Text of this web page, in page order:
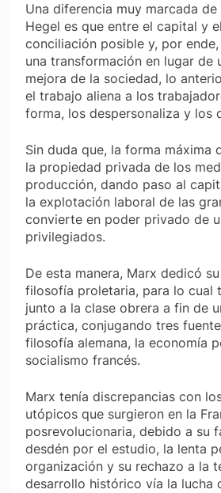
Una diferencia muy marcada
Hegel es que entre el capital y
conciliación posible y, por
una transformación en lugar de
mejora de la sociedad, lo
el trabajo aliena a los
forma, los despersonaliza y los
Sin duda que, la forma máxima
la propiedad privada de los
producción, dando paso al
la explotación laboral de las
convierte en poder privado de
privilegiados.
De esta manera, Marx dedicó
filosofía proletaria, para lo cual
junto a la clase obrera a fin de
práctica, conjugando tres
filosofía alemana, la economía
socialismo francés.
Marx tenía discrepancias con
utópicos que surgieron en la
posrevolucionaria, debido a su
desdén por el estudio, la lenta
organización y su rechazo a la
desarrollo histórico vía la lucha